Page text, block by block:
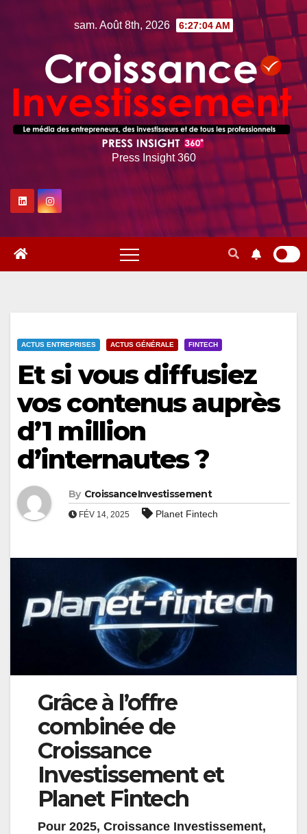
sam. Août 8th, 2026 6:27:05 AM
Press Insight 360
ACTUS ENTREPRISES ACTUS GÉNÉRALE FINTECH
Et si vous diffusiez
vos contenus auprès
d’1 million
d’internautes ?
By CroissanceInvestissement
FÉV 14, 2025 Planet Fintech
Grâce à l’offre
combinée de
Croissance
Investissement et
Planet Fintech
Pour 2025, Croissance Investissement,